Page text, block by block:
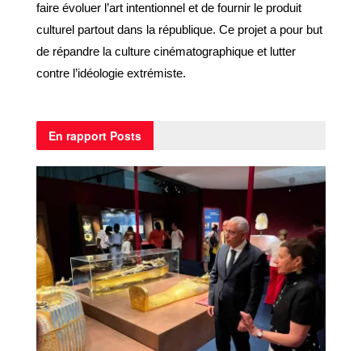
faire évoluer l’art intentionnel et de fournir le produit
culturel partout dans la république. Ce projet a pour but
de répandre la culture cinématographique et lutter
contre l’idéologie extrémiste.
En rapport Posts